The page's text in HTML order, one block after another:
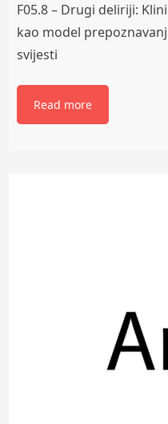
F05.8 – Drugi deliriji:
kao model
svijesti
Read more